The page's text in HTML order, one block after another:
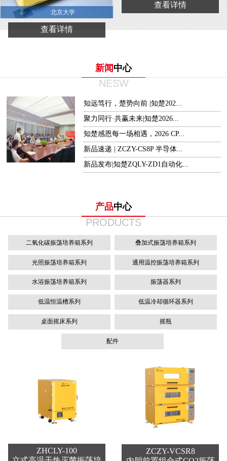
北京大学
查看详情
查看详情
新闻 中心
NESW
知远笃行，楚势向前 |知楚202...
聚力同行·共赢未来|知楚2026...
知楚感恩每一场相遇，2026 CP...
新品速递 | ZCZY-CS8P 半导体...
新品发布|知楚ZQLY-ZD1自动化...
产品中心
PRODUCTS
二氧化碳振荡培养箱系列 叠加式振荡培养箱系列
光照振荡培养箱系列 通用温控振荡培养箱系列
水浴振荡培养箱系列 振荡器系列
低温恒温槽系列 低温冷却循环器系列
桌面摇床系列 摇瓶
配件
ZHCLY-100
ZCZY-VCSR8